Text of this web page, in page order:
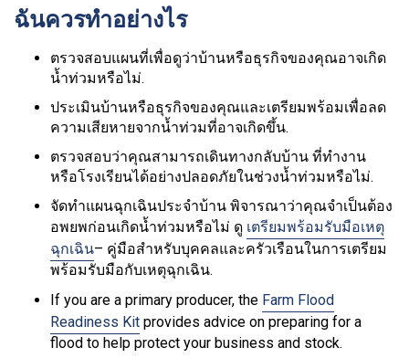
ฉันควรทำอย่างไร
ตรวจสอบแผนที่เพื่อดูว่าบ้านหรือธุรกิจของคุณอาจเกิด
น้ำท่วมหรือไม่.
ประเมินบ้านหรือธุรกิจของคุณและเตรียมพร้อมเพื่อลด
ความเสียหายจากน้ำท่วมที่อาจเกิดขึ้น.
ตรวจสอบว่าคุณสามารถเดินทางกลับบ้าน ที่ทำงาน
หรือโรงเรียนได้อย่างปลอดภัยในช่วงน้ำท่วมหรือไม่.
จัดทำแผนฉุกเฉินประจำบ้าน พิจารณาว่าคุณจำเป็นต้อง
อพยพก่อนเกิดน้ำท่วมหรือไม่ ดู เตรียมพร้อมรับมือเหตุ
ฉุกเฉิน– คู่มือสำหรับบุคคลและครัวเรือนในการเตรียม
พร้อมรับมือกับเหตุฉุกเฉิน.
If you are a primary producer, the Farm Flood
Readiness Kit provides advice on preparing for a
flood to help protect your business and stock.